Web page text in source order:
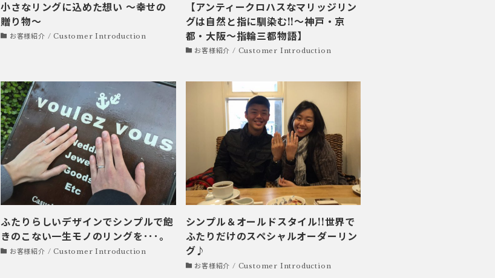
小さなリングに込めた想い ～幸せの
贈り物～
お客様紹介 / Customer Introduction
【アンティークロハスなマリッジリン
グは自然と指に馴染む!!～神戸・京
都・大阪～指輪三都物語】
お客様紹介 / Customer Introduction
ふたりらしいデザインでシンプルで飽
きのこない一生モノのリングを･･･。
お客様紹介 / Customer Introduction
シンプル＆オールドスタイル!!世界で
ふたりだけのスペシャルオーダーリン
グ♪
お客様紹介 / Customer Introduction